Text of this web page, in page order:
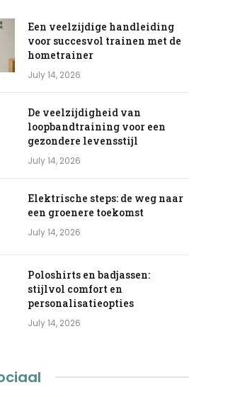
Een veelzijdige handleiding
voor succesvol trainen met de
hometrainer
July 14, 2026
De veelzijdigheid van
loopbandtraining voor een
gezondere levensstijl
July 14, 2026
Elektrische steps: de weg naar
een groenere toekomst
July 14, 2026
Poloshirts en badjassen:
stijlvol comfort en
personalisatieopties
July 14, 2026